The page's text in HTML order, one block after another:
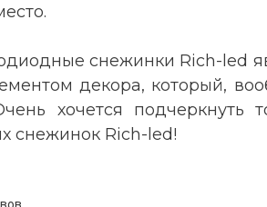
снежинки Rich-led
декора, который,
хочется
снежинок Rich-led!